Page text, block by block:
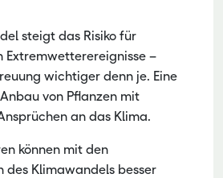
steigt das Risiko für
Extremwetterereignisse –
wichtiger denn je. Eine
von Pflanzen mit
an das Klima.
können mit den
des Klimawandels besser